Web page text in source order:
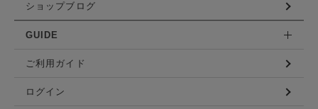
ショップブログ
GUIDE
ご利用ガイド
ログイン